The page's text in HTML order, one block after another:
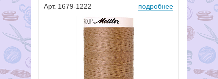
Арт. 1679-1222 подробнее